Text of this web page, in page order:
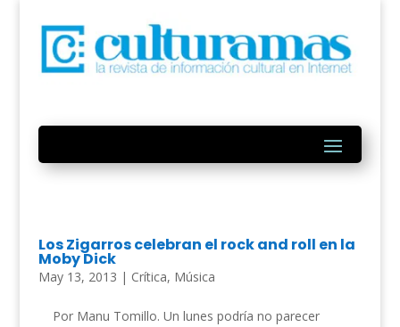
Los Zigarros celebran el rock and roll en la
Moby Dick
May 13, 2013 | Crítica, Música
Por Manu Tomillo. Un lunes podría no parecer